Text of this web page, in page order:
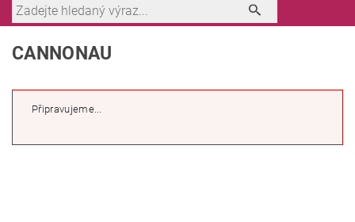
CANNONAU
Připravujeme...